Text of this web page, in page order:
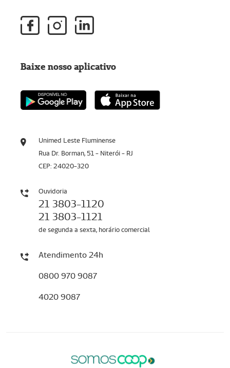
Unimed Leste Fluminense
Rua Dr. Borman, 51 - Niterói - RJ
CEP: 24020-320
Ouvidoria
21 3803-1120
21 3803-1121
de segunda a sexta, horário comercial
Atendimento 24h
0800 970 9087
4020 9087
Baixe nosso aplicativo